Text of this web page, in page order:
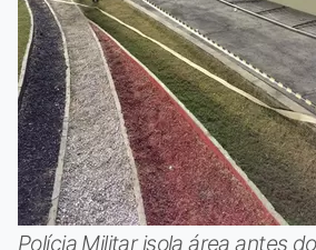
Polícia Militar isola área antes